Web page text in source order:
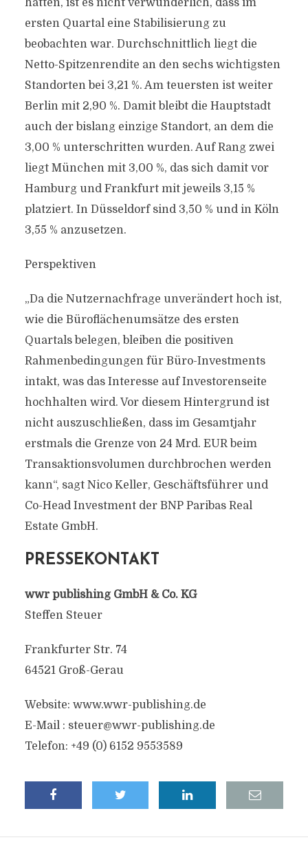
hatten, ist es nicht verwunderlich, dass im
ersten Quartal eine Stabilisierung zu
beobachten war. Durchschnittlich liegt die
Netto-Spitzenrendite an den sechs wichtigsten
Standorten bei 3,21 %. Am teuersten ist weiter
Berlin mit 2,90 %. Damit bleibt die Hauptstadt
auch der bislang einzige Standort, an dem die
3,00 % unterschritten wurden. Auf Rang zwei
liegt München mit 3,00 %, das sich damit vor
Hamburg und Frankfurt mit jeweils 3,15 %
platziert. In Düsseldorf sind 3,50 % und in Köln
3,55 % anzusetzen.
Perspektiven
„Da die Nutzernachfrage unverändert hoch ist,
wie die Büroflächenumsätze des ersten
Quartals belegen, bleiben die positiven
Rahmenbedingungen für Büro-Investments
intakt, was das Interesse auf Investorenseite
hochhalten wird. Vor diesem Hintergrund ist
nicht auszuschließen, dass im Gesamtjahr
erstmals die Grenze von 24 Mrd. EUR beim
Transaktionsvolumen durchbrochen werden
kann“, sagt Nico Keller, Geschäftsführer und
Co-Head Investment der BNP Paribas Real
Estate GmbH.
PRESSEKONTAKT
wwr publishing GmbH & Co. KG
Steffen Steuer
Frankfurter Str. 74
64521 Groß-Gerau
Website: www.wwr-publishing.de
E-Mail : steuer@wwr-publishing.de
Telefon: +49 (0) 6152 9553589